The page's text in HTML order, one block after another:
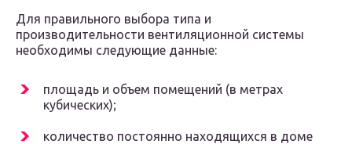
Для правильного выбора типа и
производительности вентиляционной системы
необходимы следующие данные:
площадь и объем помещений (в метрах
кубических);
количество постоянно находящихся в доме